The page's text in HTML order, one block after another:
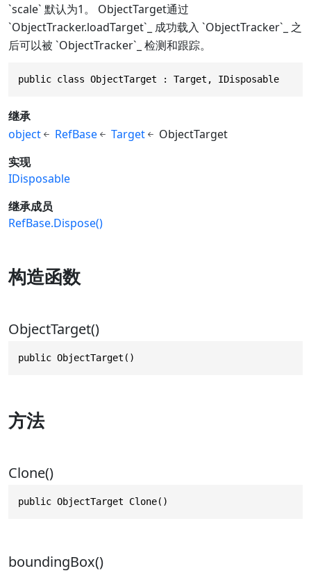
`scale` 默认为1。 ObjectTarget通过
`ObjectTracker.loadTarget`_ 成功载入 `ObjectTracker`_ 之
后可以被 `ObjectTracker`_ 检测和跟踪。
public class ObjectTarget : Target, IDisposable
继承
object
RefBase Target
ObjectTarget
实现
IDisposable
继承成员
RefBase.Dispose()
构造函数
ObjectTarget()
public ObjectTarget()
方法
Clone()
public ObjectTarget Clone()
boundingBox()